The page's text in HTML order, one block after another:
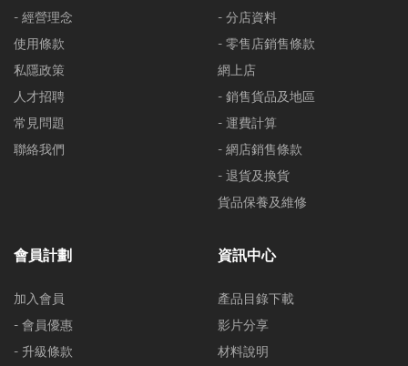
- 經營理念
使用條款
私隱政策
人才招聘
常見問題
聯絡我們
- 分店資料
- 零售店銷售條款
網上店
- 銷售貨品及地區
- 運費計算
- 網店銷售條款
- 退貨及換貨
貨品保養及維修
會員計劃
加入會員
- 會員優惠
- 升級條款
資訊中心
產品目錄下載
影片分享
材料說明